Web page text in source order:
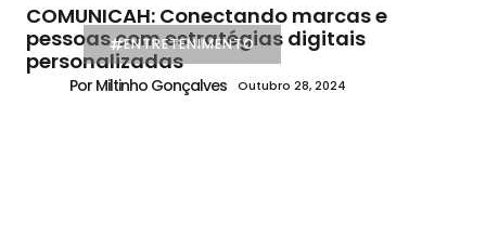
ENTRETENIMENTO
COMUNICAH: Conectando marcas e
pessoas com estratégias digitais
personalizadas
Por Miltinho Gonçalves Outubro 28, 2024